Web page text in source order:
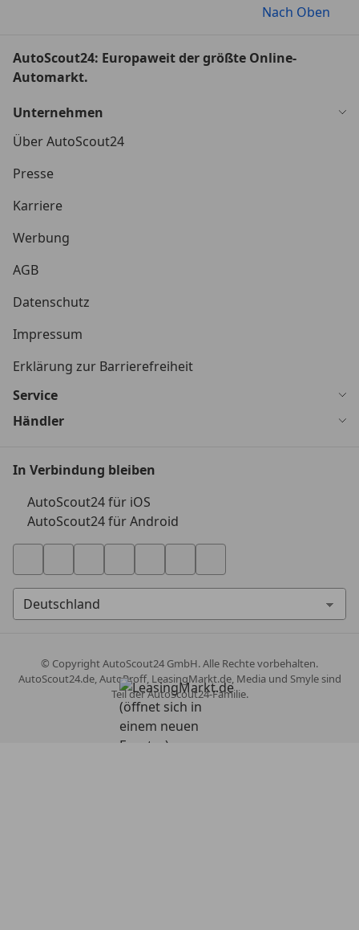
Nach Oben
AutoScout24: Europaweit der größte Online-
Automarkt.
Unternehmen
Über AutoScout24
Presse
Karriere
Werbung
AGB
Datenschutz
Impressum
Erklärung zur Barrierefreiheit
Service
Händler
In Verbindung bleiben
AutoScout24 für iOS
AutoScout24 für Android
© CopyrightAutoScout24 GmbH. Alle Rechte vorbehalten.
AutoScout24.de, AutoProff, LeasingMarkt.de, Media und Smyle sind
Teil der AutoScout24-Familie.